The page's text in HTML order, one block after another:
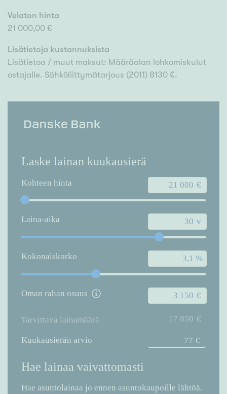
Velaton hinta
21 000,00 €
Lisätietoja kustannuksista
Lisätietoa / muut maksut: Määräalan lohkomiskulut
ostajalle. Sähköliittymätarjous (2011) 8130 €.